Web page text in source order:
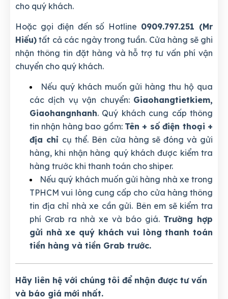
cho quý khách.
Hoặc gọi điện đến số Hotline 0909.797.251 (Mr
Hiếu) tất cả các ngày trong tuần. Cửa hàng sẽ ghi
nhận thông tin đặt hàng và hỗ trợ tư vấn phí vận
chuyển cho quý khách.
Nếu quý khách muốn gửi hàng thu hộ qua
các dịch vụ vận chuyển: Giaohangtietkiem,
Giaohangnhanh. Quý khách cung cấp thông
tin nhận hàng bao gồm: Tên + số điện thoại +
địa chỉ cụ thể. Bên cửa hàng sẽ đóng và gửi
hàng, khi nhận hàng quý khách được kiểm tra
hàng trước khi thanh toán cho shiper.
Nếu quý khách muốn gửi hàng nhà xe trong
TPHCM vui lòng cung cấp cho cửa hàng thông
tin địa chỉ nhà xe cần gửi. Bên em sẽ kiểm tra
phí Grab ra nhà xe và báo giá. Trường hợp
gửi nhà xe quý khách vui lòng thanh toán
tiền hàng và tiền Grab trước.
Hãy liên hệ với chúng tôi để nhận được tư vấn
và báo giá mới nhất.